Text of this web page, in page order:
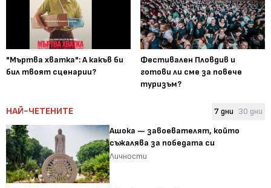
"Мъртва хватка": А какъв би
бил твоят сценарии?
Фестивален Пловдив и
готови ли сме за повече
туризъм?
НАЙ-ЧЕТЕНИТЕ 7 дни 30 дни
Ашока — завоевателят, който
съжалява за победата си
Личности